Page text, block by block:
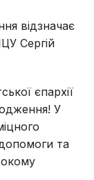
відзначає
Сергій
єпархії
У
та